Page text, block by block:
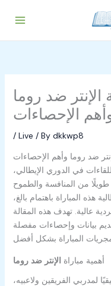
ضد روما
الإحصاءات
/ Live / By dkkwp8
ضد روما وأهم الإحصاءات
في الدوري الإيطالي،
من المنافسة والطموح
هذه المباراة باهتمام بالغ،
عالية. تهدف هذه المقالة
بيانات وإحصاءات مفصلة
أهمية مباراة الإنتر ضد روما
لمدربي الفريقين ولاعبيه،